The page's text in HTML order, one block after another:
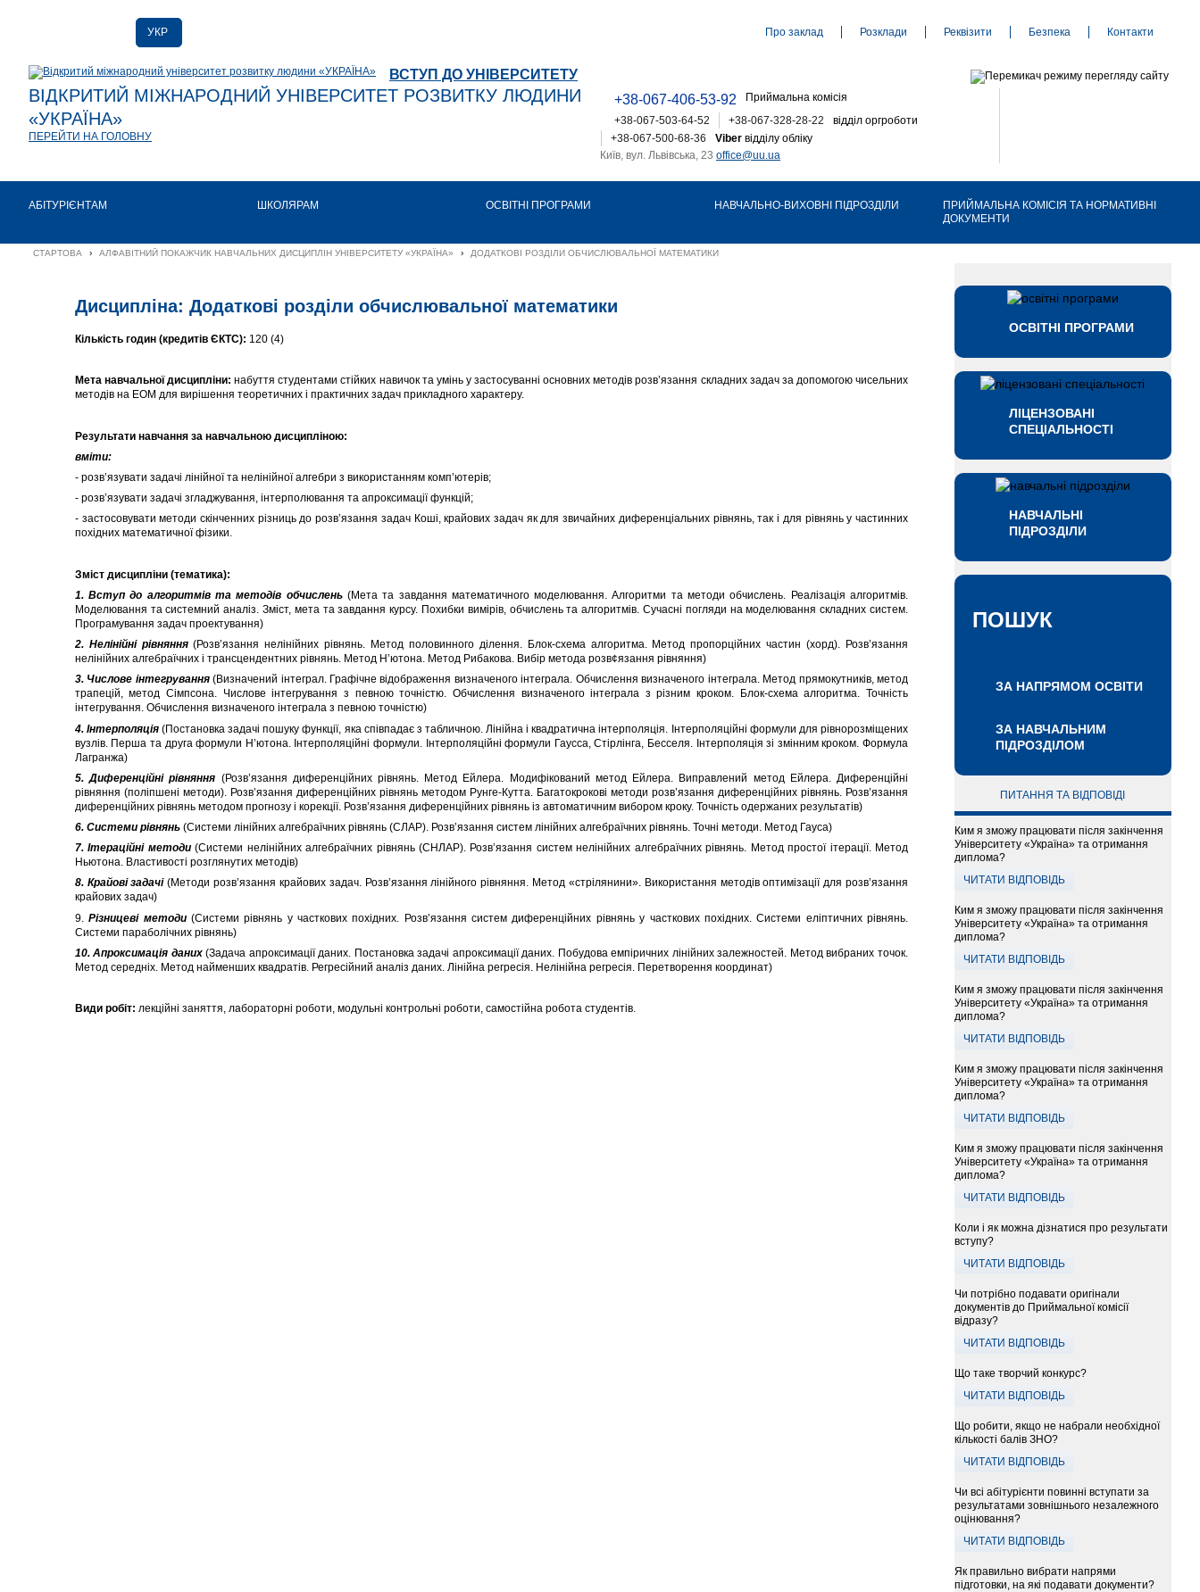
УКР
ENG
Про заклад Розклади Реквізити Безпека Контакти
ВСТУП ДО УНІВЕРСИТЕТУ
ВІДКРИТИЙ МІЖНАРОДНИЙ УНІВЕРСИТЕТ РОЗВИТКУ ЛЮДИНИ
«УКРАЇНА»
ПЕРЕЙТИ НА ГОЛОВНУ
+38-067-406-53-92
Приймальна комісія
відділ оргроботи
+38-067-503-64-52
+38-067-328-28-22
Viber відділу обліку
+38-067-500-68-36
Київ, вул. Львівська, 23 office@uu.ua
АБІТУРІЄНТАМ ШКОЛЯРАМ ОСВІТНІ ПРОГРАМИ НАВЧАЛЬНО-ВИХОВНІ ПІДРОЗДІЛИ
ПРИЙМАЛЬНА КОМІСІЯ ТА НОРМАТИВНІ
ДОКУМЕНТИ
СТАРТОВА › АЛФАВІТНИЙ ПОКАЖЧИК НАВЧАЛЬНИХ ДИСЦИПЛІН УНІВЕРСИТЕТУ «УКРАЇНА» › ДОДАТКОВІ РОЗДІЛИ ОБЧИСЛЮВАЛЬНОЇ МАТЕМАТИКИ
ОСВІТНІ ПРОГРАМИ
ЛІЦЕНЗОВАНІ
СПЕЦІАЛЬНОСТІ
НАВЧАЛЬНІ
ПІДРОЗДІЛИ
ПОШУК
ЗА НАПРЯМОМ ОСВІТИ
ЗА НАВЧАЛЬНИМ
ПІДРОЗДІЛОМ
ПИТАННЯ ТА ВІДПОВІДІ
Ким я зможу працювати після закінчення
Університету «Україна» та отримання
диплома?
ЧИТАТИ ВІДПОВІДЬ
Ким я зможу працювати після закінчення
Університету «Україна» та отримання
диплома?
ЧИТАТИ ВІДПОВІДЬ
Ким я зможу працювати після закінчення
Університету «Україна» та отримання
диплома?
ЧИТАТИ ВІДПОВІДЬ
Ким я зможу працювати після закінчення
Університету «Україна» та отримання
диплома?
ЧИТАТИ ВІДПОВІДЬ
Ким я зможу працювати після закінчення
Університету «Україна» та отримання
диплома?
ЧИТАТИ ВІДПОВІДЬ
Коли і як можна дізнатися про результати
вступу?
ЧИТАТИ ВІДПОВІДЬ
Чи потрібно подавати оригінали
документів до Приймальної комісії
відразу?
ЧИТАТИ ВІДПОВІДЬ
Що таке творчий конкурс?
ЧИТАТИ ВІДПОВІДЬ
Що робити, якщо не набрали необхідної
кількості балів ЗНО?
ЧИТАТИ ВІДПОВІДЬ
Чи всі абітурієнти повинні вступати за
результатами зовнішнього незалежного
оцінювання?
ЧИТАТИ ВІДПОВІДЬ
Як правильно вибрати напрями
підготовки, на які подавати документи?
Дисципліна: Додаткові розділи обчислювальної математики
Кількість годин (кредитів ЄКТС): 120 (4)
Мета навчальної дисципліни: набуття студентами стійких навичок та умінь у застосуванні основних методів розв’язання складних задач за допомогою чисельних
методів на ЕОМ для вирішення теоретичних і практичних задач прикладного характеру.
Результати навчання за навчальною дисципліною:
вміти:
- розв’язувати задачі лінійної та нелінійної алгебри з використанням комп’ютерів;
- розв’язувати задачі згладжування, інтерполювання та апроксимації функцій;
- застосовувати методи скінченних різниць до розв’язання задач Коші, крайових задач як для звичайних диференціальних рівнянь, так і для рівнянь у частинних
похідних математичної фізики.
Зміст дисципліни (тематика):
1. Вступ до алгоритмів та методів обчислень(Мета та завдання математичного моделювання. Алгоритми та методи обчислень. Реалізація алгоритмів.
Моделювання та системний аналіз. Зміст, мета та завдання курсу. Похибки вимірів, обчислень та алгоритмів. Сучасні погляди на моделювання складних систем.
Програмування задач проектування)
2. Нелінійні рівняння(Розв’язання нелінійних рівнянь. Метод половинного ділення. Блок-схема алгоритма. Метод пропорційних частин (хорд). Розв’язання
нелінійних алгебраїчних і трансцендентних рівнянь. Метод Н’ютона. Метод Рибакова. Вибір метода розв¢язання рівняння)
3. Числове інтегрування(Визначений інтеграл. Графічне відображення визначеного інтеграла. Обчислення визначеного інтеграла. Метод прямокутників, метод
трапецій, метод Сімпсона. Числове інтегрування з певною точністю. Обчислення визначеного інтеграла з різним кроком. Блок-схема алгоритма. Точність
інтегрування. Обчислення визначеного інтеграла з певною точністю)
4. Інтерполяція(Постановка задачі пошуку функції, яка співпадає з табличною. Лінійна і квадратична інтерполяція. Інтерполяційні формули для рівнорозміщених
вузлів. Перша та друга формули Н’ютона. Інтерполяційні формули. Інтерполяційні формули Гаусса, Стірлінга, Бесселя. Інтерполяція зі змінним кроком. Формула
Лагранжа)
5. Диференційні рівняння (Розв’язання диференційних рівнянь. Метод Ейлера. Модифікований метод Ейлера. Виправлений метод Ейлера. Диференційні
рівняння (поліпшені методи). Розв’язання диференційних рівнянь методом Рунге-Кутта. Багатокрокові методи розв’язання диференційних рівнянь. Розв’язання
диференційних рівнянь методом прогнозу і корекції. Розв’язання диференційних рівнянь із автоматичним вибором кроку. Точність одержаних результатів)
6. Системи рівнянь(Системи лінійних алгебраїчних рівнянь (СЛАР). Розв’язання систем лінійних алгебраїчних рівнянь. Точні методи. Метод Гауса)
7. Ітераційні методи(Системи нелінійних алгебраїчних рівнянь (СНЛАР). Розв’язання систем нелінійних алгебраїчних рівнянь. Метод простої ітерації. Метод
Ньютона. Властивості розглянутих методів)
8. Крайові задачі(Методи розв’язання крайових задач. Розв’язання лінійного рівняння. Метод «стрілянини». Використання методів оптимізації для розв’язання
крайових задач)
9.Різницеві методи(Системи рівнянь у часткових похідних. Розв’язання систем диференційних рівнянь у часткових похідних. Системи еліптичних рівнянь.
Системи параболічних рівнянь)
10. Апроксимація даних(Задача апроксимації даних. Постановка задачі апроксимації даних. Побудова емпіричних лінійних залежностей. Метод вибраних точок.
Метод середніх. Метод найменших квадратів. Регресійний аналіз даних. Лінійна регресія. Нелінійна регресія. Перетворення координат)
Види робіт: лекційні заняття, лабораторні роботи, модульні контрольні роботи, самостійна робота студентів.